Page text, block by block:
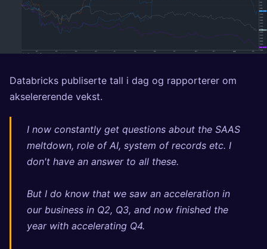
Databricks publiserte tall i dag og rapporterer om
akselererende vekst.
I now constantly get questions about the SAAS
meltdown, role of AI, system of records etc. I
don't have an answer to all these.
But I do know that we saw an acceleration in
our business in Q2, Q3, and now finished the
year with accelerating Q4.